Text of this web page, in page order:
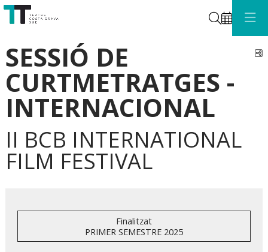
Cerca
SESSIÓ DE
CURTMETRATGES -
INTERNACIONAL
II BCB INTERNATIONAL
FILM FESTIVAL
Finalitzat
PRIMER SEMESTRE 2025